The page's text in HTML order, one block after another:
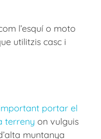
l’esquí o moto
utilitzis casc i
portar el
terreny on vulguis
muntanya